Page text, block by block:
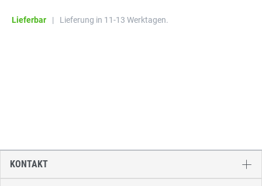
Lieferbar | Lieferung in 11-13 Werktagen.
KONTAKT